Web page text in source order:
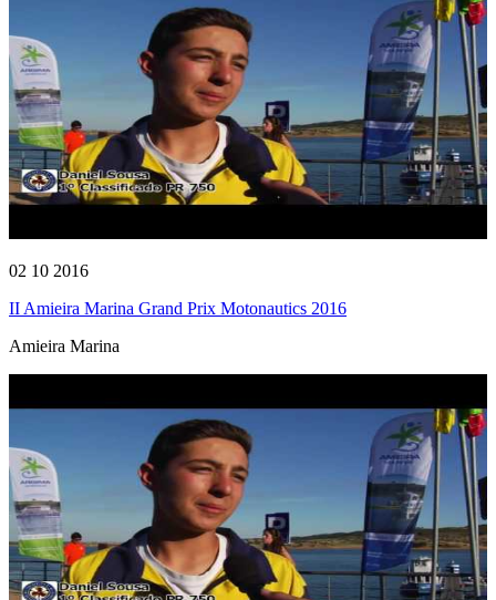
02 10 2016
II Amieira Marina Grand Prix Motonautics 2016
Amieira Marina